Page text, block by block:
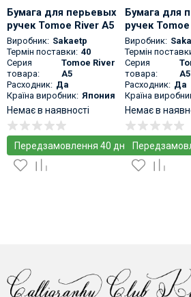
Бумага для перьевых
ручек Tomoe River A5
Кремовая 100л
Виробник: Sakaetp
Термін поставки: 40
Серия
товара:
Tomoe River
A5
Расходник: Да
Країна виробник: Япония
Немає в наявності
Передзамовлення 40 днів
Бумага для
ручек
Белая 100л
Виробник:
Термін
Серия
товара:
A5
Расходник: Да
Країна
Немає в